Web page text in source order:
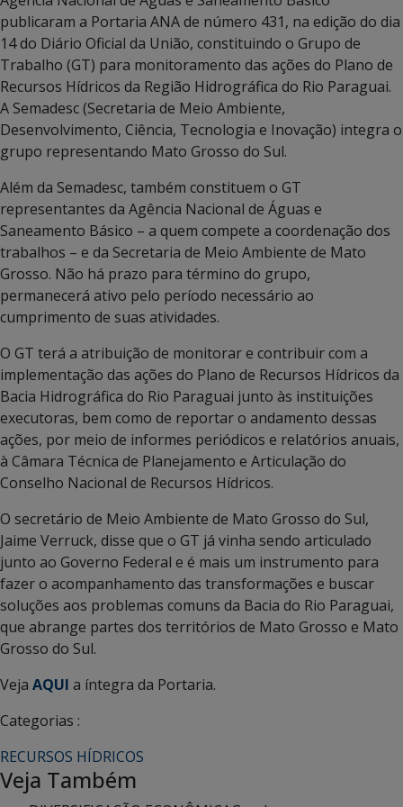
publicaram a Portaria ANA de número 431, na edição do dia
14 do Diário Oficial da União, constituindo o Grupo de
Trabalho (GT) para monitoramento das ações do Plano de
Recursos Hídricos da Região Hidrográfica do Rio Paraguai.
A Semadesc (Secretaria de Meio Ambiente,
Desenvolvimento, Ciência, Tecnologia e Inovação) integra o
grupo representando Mato Grosso do Sul.
Além da Semadesc, também constituem o GT
representantes da Agência Nacional de Águas e
Saneamento Básico – a quem compete a coordenação dos
trabalhos – e da Secretaria de Meio Ambiente de Mato
Grosso. Não há prazo para término do grupo,
permanecerá ativo pelo período necessário ao
cumprimento de suas atividades.
O GT terá a atribuição de monitorar e contribuir com a
implementação das ações do Plano de Recursos Hídricos da
Bacia Hidrográfica do Rio Paraguai junto às instituições
executoras, bem como de reportar o andamento dessas
ações, por meio de informes periódicos e relatórios anuais,
à Câmara Técnica de Planejamento e Articulação do
Conselho Nacional de Recursos Hídricos.
O secretário de Meio Ambiente de Mato Grosso do Sul,
Jaime Verruck, disse que o GT já vinha sendo articulado
junto ao Governo Federal e é mais um instrumento para
fazer o acompanhamento das transformações e buscar
soluções aos problemas comuns da Bacia do Rio Paraguai,
que abrange partes dos territórios de Mato Grosso e Mato
Grosso do Sul.
Veja AQUI a íntegra da Portaria.
Categorias :
RECURSOS HÍDRICOS
Veja Também